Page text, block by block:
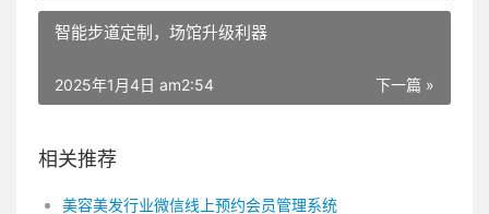
智能步道定制，场馆升级利器
下一篇 »
2025年1月4日 am2:54
相关推荐
美容美发行业微信线上预约会员管理系统